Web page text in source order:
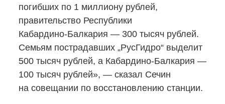
погибших по 1 миллиону рублей,
правительство Республики
Кабардино-Балкария — 300 тысяч рублей.
Семьям пострадавших „РусГидро“ выделит
500 тысяч рублей, а Кабардино-Балкария —
100 тысяч рублей», — сказал Сечин
на совещании по восстановлению станции.